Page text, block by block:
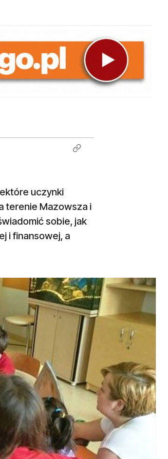
uczynki
terenie Mazowsza i
sobie, jak
i finansowej, a